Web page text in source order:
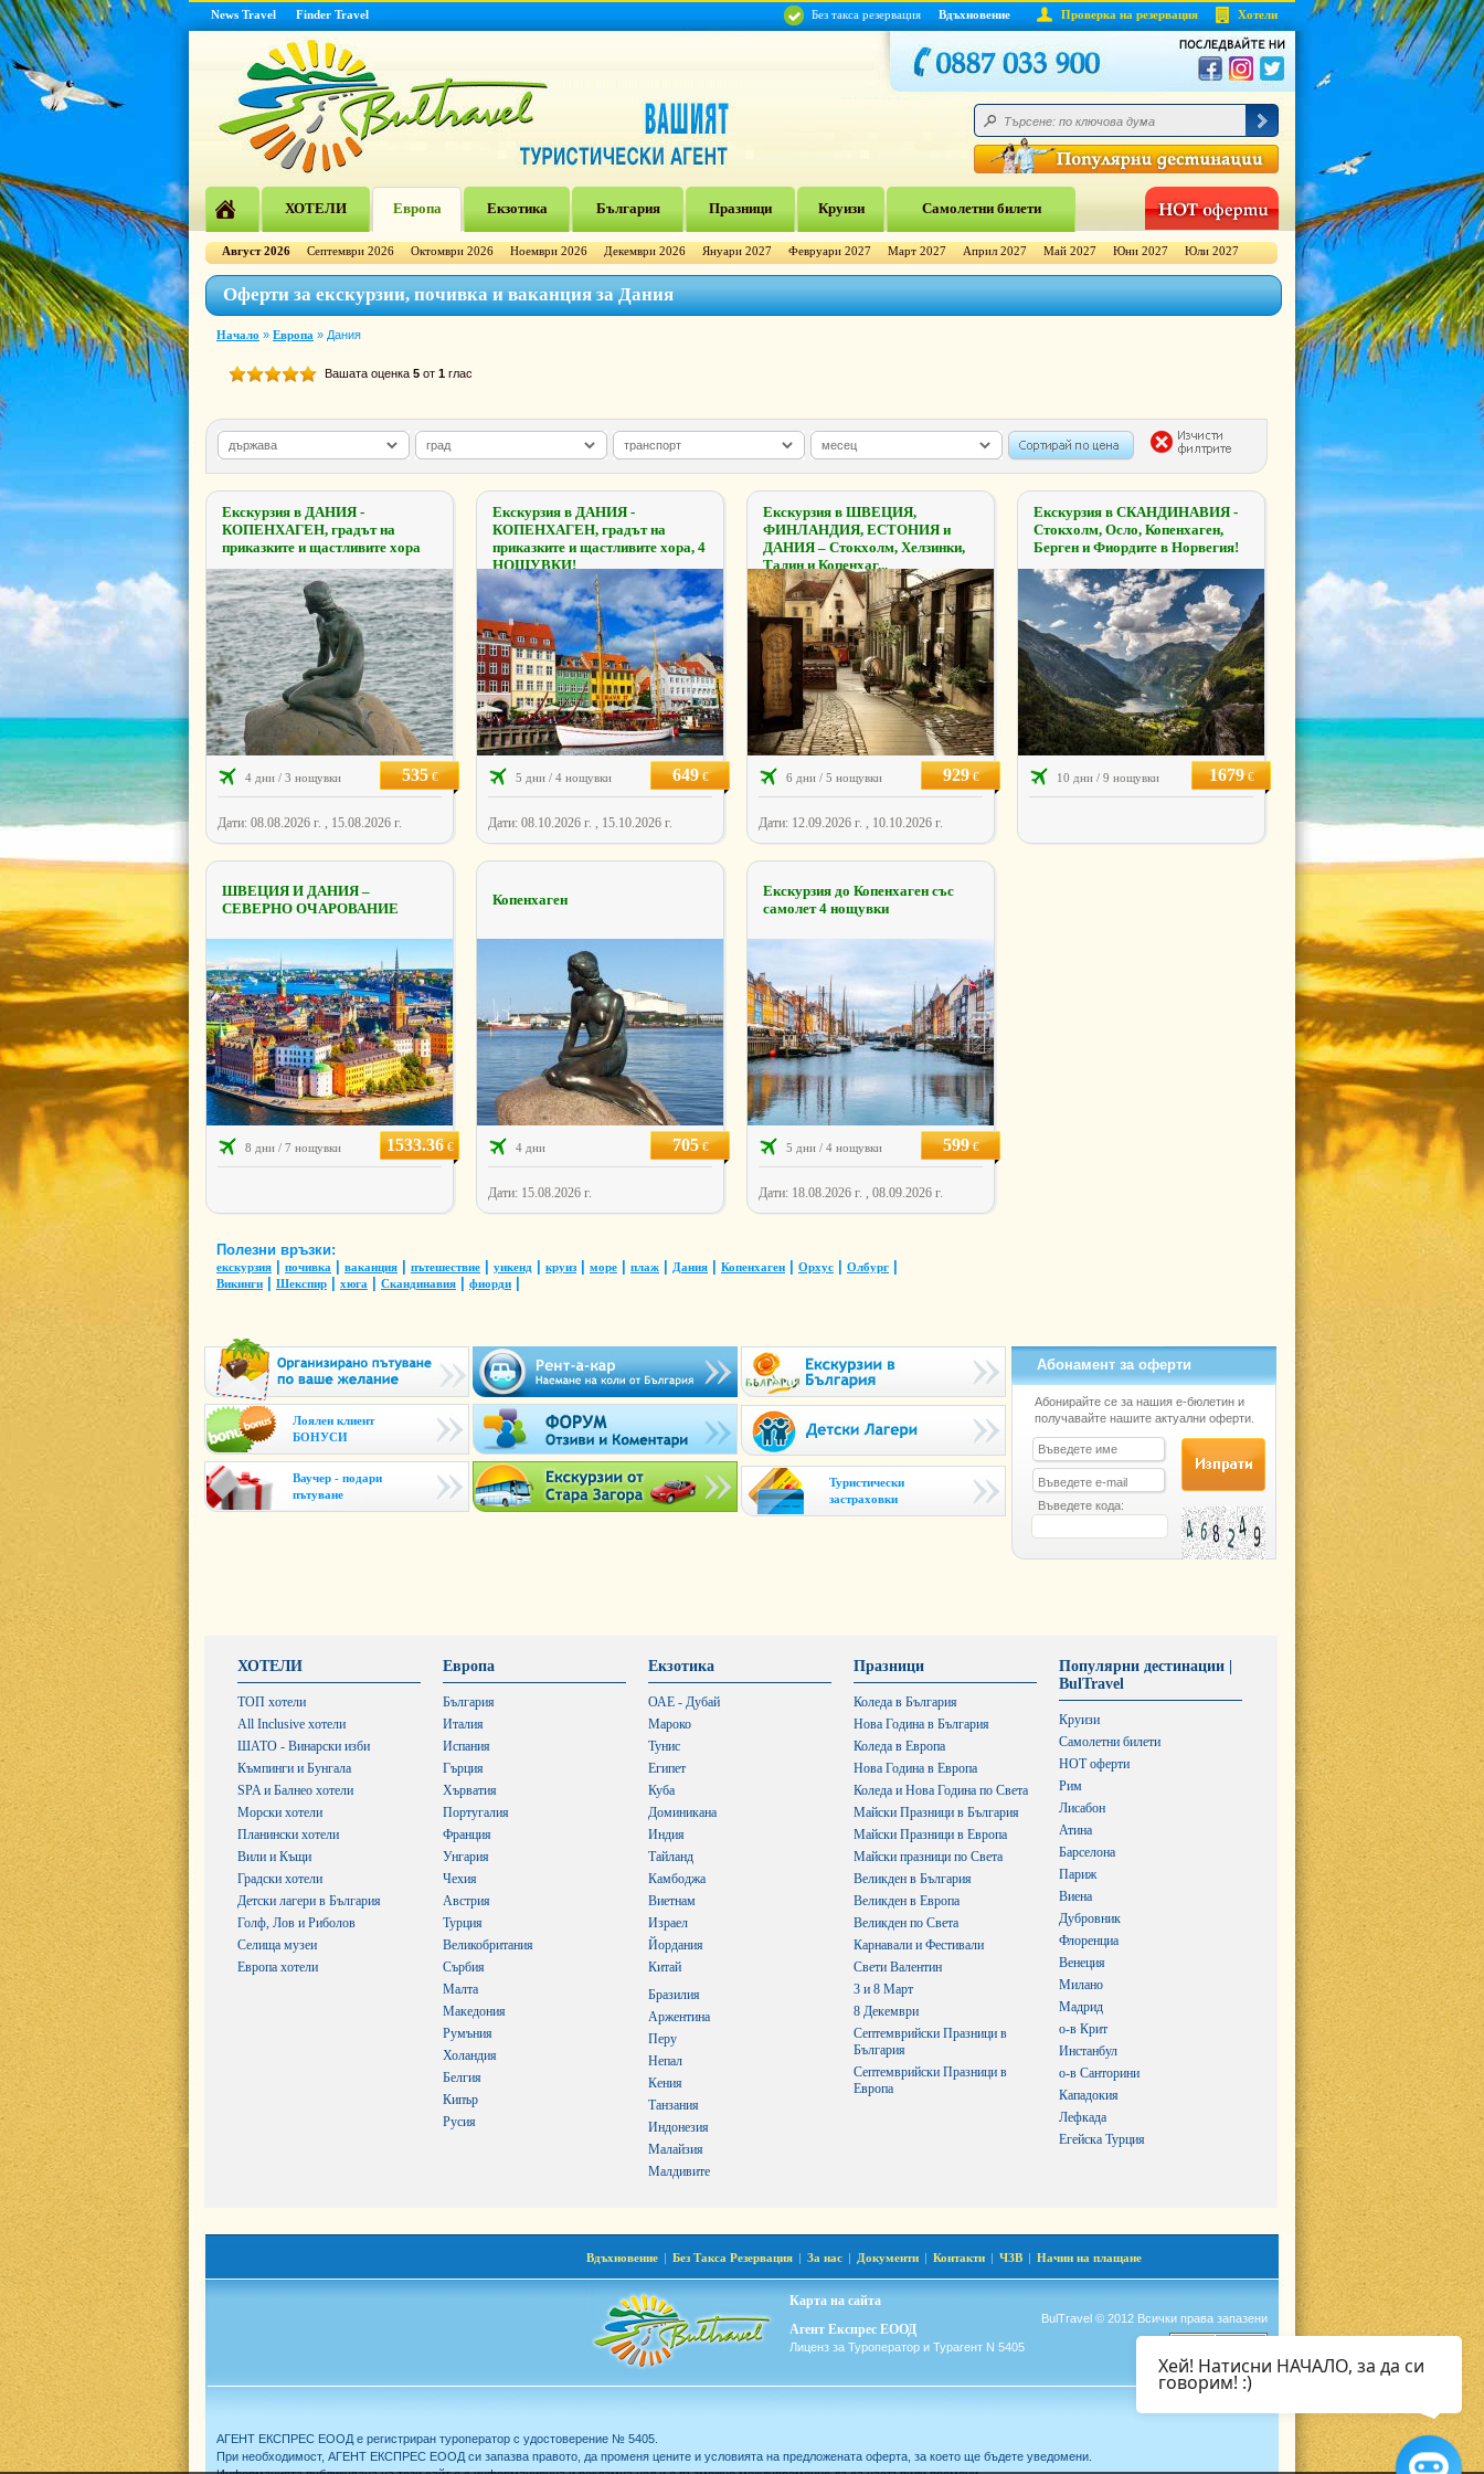
Без такса резервация Вдъхновение Проверка на резервация Хотели
News Travel Finder Travel
ХОТЕЛИ Европа Екзотика България Празници Круизи Самолетни билети
Август 2026 Септември 2026 Октомври 2026 Ноември 2026 Декември 2026 Януари 2027 Февруари 2027 Март 2027 Април 2027 Май 2027 Юни 2027 Юли 2027
Оферти за екскурзии, почивка и ваканция за Дания
Начало » Европа » Дания
Вашата оценка 5 от 1 глас
Екскурзия в ДАНИЯ -
КОПЕНХАГЕН, градът на
приказките и щастливите хора
4 дни / 3 нощувки 535€
Дати: 08.08.2026 г. , 15.08.2026 г.
Екскурзия в ДАНИЯ -
КОПЕНХАГЕН, градът на
приказките и щастливите хора, 4
НОЩУВКИ!
5 дни / 4 нощувки 649€
Дати: 08.10.2026 г. , 15.10.2026 г.
Екскурзия в ШВЕЦИЯ,
ФИНЛАНДИЯ, ЕСТОНИЯ и
ДАНИЯ – Стокхолм, Хелзинки,
Талин и Копенхаг...
6 дни / 5 нощувки 929€
Дати: 12.09.2026 г. , 10.10.2026 г.
Екскурзия в СКАНДИНАВИЯ -
Стокхолм, Осло, Копенхаген,
Берген и Фиордите в Норвегия!
10 дни / 9 нощувки 1679€
ШВЕЦИЯ И ДАНИЯ –
СЕВЕРНО ОЧАРОВАНИЕ
8 дни / 7 нощувки 1533.36€
Копенхаген
4 дни 705€
Дати: 15.08.2026 г.
Екскурзия до Копенхаген със
самолет 4 нощувки
5 дни / 4 нощувки 599€
Дати: 18.08.2026 г. , 08.09.2026 г.
Полезни връзки:
екскурзия почивка ваканция пътешествие уикенд круиз море плаж Дания Копенхаген Орхус Олбург
Викинги Шекспир хюга Скандинавия фиорди
Лоялен клиент
БОНУСИ
Ваучер - подари
пътуване
Туристически
застраховки
Абонамент за оферти
Абонирайте се за нашия е-бюлетин и
получавайте нашите актуални оферти.
Въведете кода:
ХОТЕЛИ
ТОП хотели
All Inclusive хотели
ШАТО - Винарски изби
Къмпинги и Бунгала
SPA и Балнео хотели
Морски хотели
Планински хотели
Вили и Къщи
Градски хотели
Детски лагери в България
Голф, Лов и Риболов
Селища музеи
Европа хотели
Европа
България
Италия
Испания
Гърция
Хърватия
Португалия
Франция
Унгария
Чехия
Австрия
Турция
Великобритания
Сърбия
Малта
Македония
Румъния
Холандия
Белгия
Кипър
Русия
Екзотика
ОАЕ - Дубай
Мароко
Тунис
Египет
Куба
Доминикана
Индия
Тайланд
Камбоджа
Виетнам
Израел
Йордания
Китай
Бразилия
Аржентина
Перу
Непал
Кения
Танзания
Индонезия
Малайзия
Малдивите
Празници
Коледа в България
Нова Година в България
Коледа в Европа
Нова Година в Европа
Коледа и Нова Година по Света
Майски Празници в България
Майски Празници в Европа
Майски празници по Света
Великден в България
Великден в Европа
Великден по Света
Карнавали и Фестивали
Свети Валентин
3 и 8 Март
8 Декември
Септемврийски Празници в
България
Септемврийски Празници в
Европа
Популярни дестинации |
BulTravel
Круизи
Самолетни билети
HOT оферти
Рим
Лисабон
Атина
Барселона
Париж
Виена
Дубровник
Флоренциа
Венеция
Милано
Мадрид
о-в Крит
Инстанбул
о-в Санторини
Кападокия
Лефкада
Егейска Турция
Вдъхновение | Без Такса Резервация | За нас | Документи | Контакти | ЧЗВ | Начин на плащане
BulTravel © 2012 Всички права запазени
Карта на сайта
Агент Експрес ЕООД
Лиценз за Туроператор и Турагент N 5405
АГЕНТ ЕКСПРЕС ЕООД е регистриран туроператор с удостоверение № 5405.
При необходимост, АГЕНТ ЕКСПРЕС ЕООД си запазва правото, да променя цените и условията на предложената оферта, за което ще бъдете уведомени.
Хей! Натисни НАЧАЛО, за да си
говорим! :)